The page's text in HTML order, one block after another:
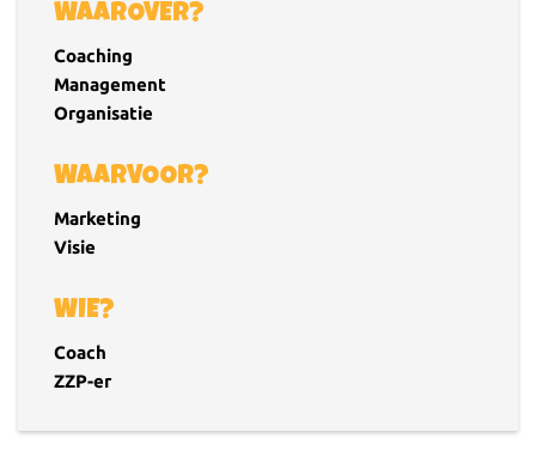
WAAROVER?
Coaching
Management
Organisatie
WAARVOOR?
Marketing
Visie
WIE?
Coach
ZZP-er